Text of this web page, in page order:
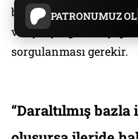
PATRONUMUZ OL
bir açıklama yok.
veriyle yargılama
sorgulanması gerekir.
“Daraltılmış bazla